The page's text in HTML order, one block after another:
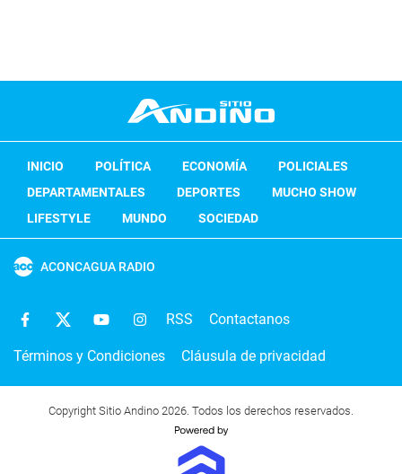
INICIO POLÍTICA ECONOMÍA
POLICIALES
DEPARTAMENTALES
DEPORTES
MUCHO SHOW
LIFESTYLE
MUNDO SOCIEDAD
ACONCAGUA RADIO
RSS Contactanos
Términos y Condiciones Cláusula de privacidad
Copyright Sitio Andino 2026. Todos los derechos reservados.